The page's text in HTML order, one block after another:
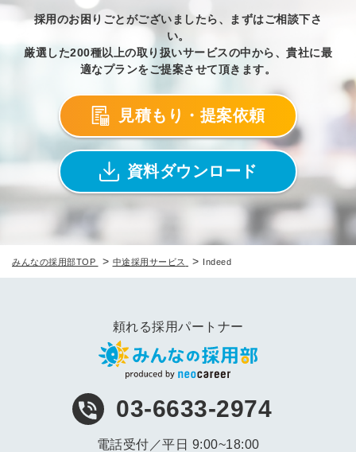
採用のお困りごとがございましたら、まずはご相談下さ
い。
厳選した200種以上の取り扱いサービスの中から、貴社に最
適なプランをご提案させて頂きます。
見積もり・提案依頼
資料ダウンロード
みんなの採用部TOP > 中途採用サービス > Indeed
頼れる採用パートナー
03-6633-2974
電話受付／平日 9:00~18:00